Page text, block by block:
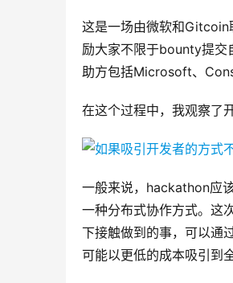
这是一场由微软和
励大家不限于bounty提交
助方包括Microsoft、
在这个过程中，我观察了
一般来说，hackathon应
一种分布式协作方式。这
下接触做到的事，可以通
可能以更低的成本吸引到